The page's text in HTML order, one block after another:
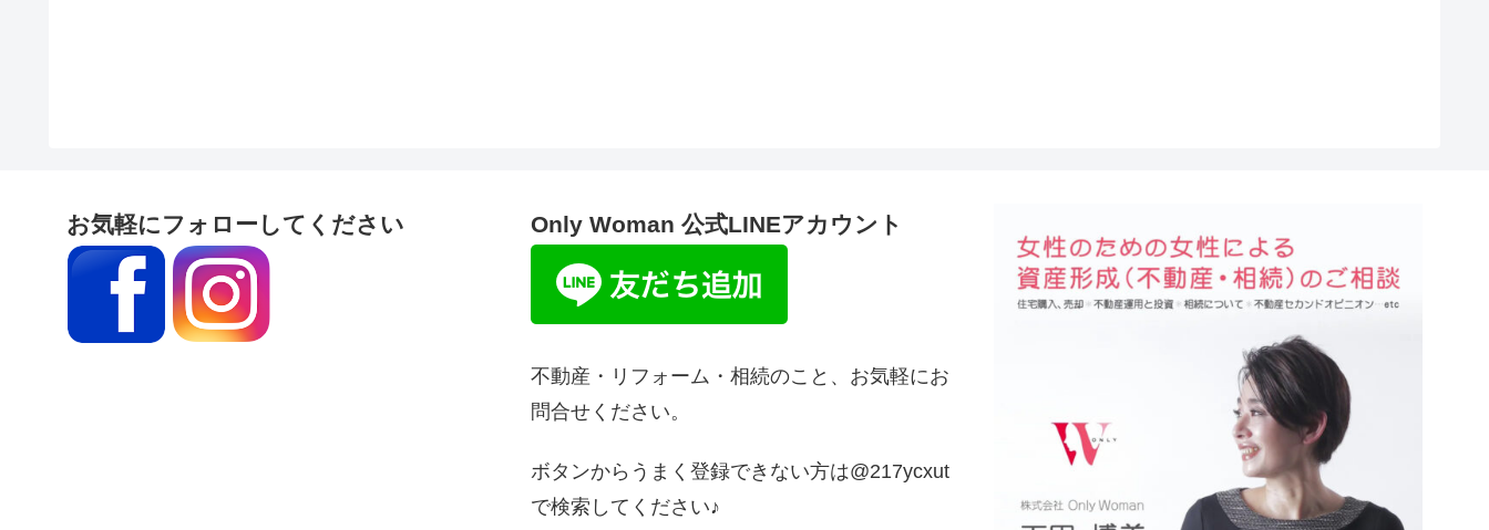
お気軽にフォローしてください Only Woman 公式LINEアカウント
不動産・リフォーム・相続のこと、お気軽にお
問合せください。
ボタンからうまく登録できない方は@217ycxut
で検索してください♪